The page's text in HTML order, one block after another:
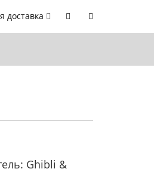
доставка
Ghibli &